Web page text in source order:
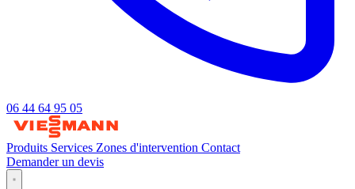
06 44 64 95 05
Produits Services Zones d'intervention Contact
Demander un devis